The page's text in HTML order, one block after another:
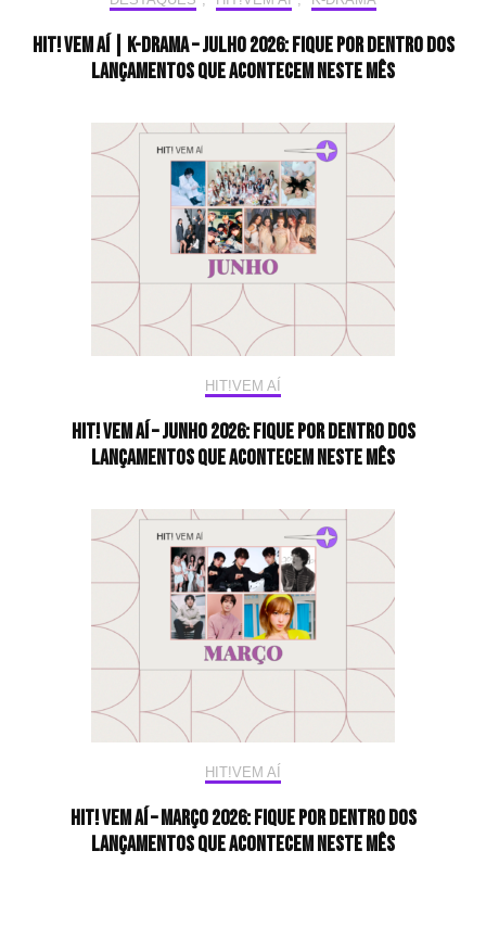
HIT! Vem aí | K-drama – Julho 2026: Fique por dentro dos
lançamentos que acontecem neste mês
HIT!VEM AÍ
HIT! Vem aí – Junho 2026: Fique por dentro dos
lançamentos que acontecem neste mês
HIT!VEM AÍ
HIT! Vem aí – Março 2026: Fique por dentro dos
lançamentos que acontecem neste mês